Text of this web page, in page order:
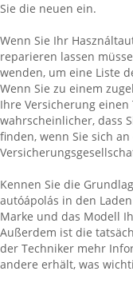
Sie die neuen ein.
Wenn Sie Ihr
reparieren lassen
wenden, um eine Liste
Wenn Sie zu einem
Ihre Versicherung
wahrscheinlicher, dass
finden, wenn Sie sich
Kennen Sie die
autóápolás in den
Marke und das Modell
Außerdem ist die
der Techniker mehr
andere erhält, was